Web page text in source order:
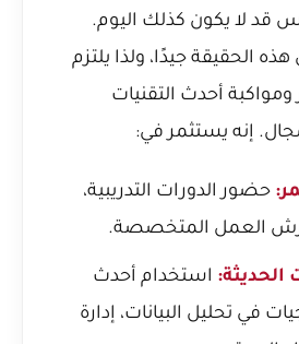
قد لا يكون كذلك اليوم.
الحقيقة جيدًا، ولذا يلتزم
أحدث التقنيات
إنه يستثمر في:
حضور الدورات التدريبية،
العمل المتخصصة.
الحديثة: استخدام أحدث
في تحليل البيانات، إدارة